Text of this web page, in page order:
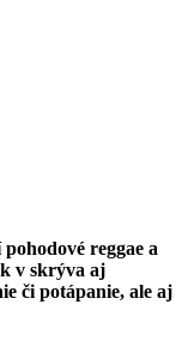
reggae a
v skrýva aj
či potápanie, ale aj